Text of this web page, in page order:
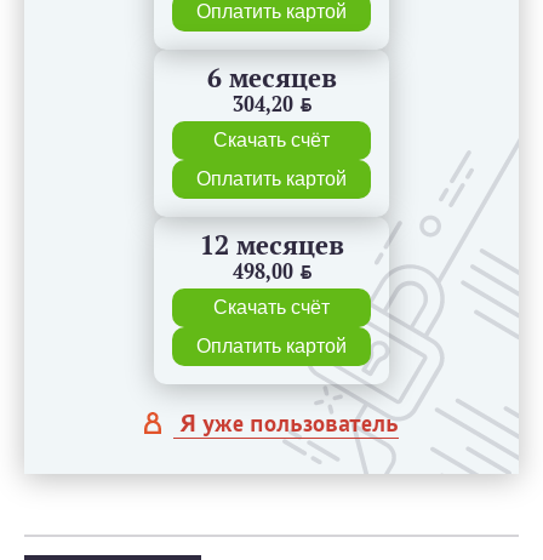
Оплатить картой
6 месяцев
304,20 BYN
Скачать счёт
Оплатить картой
12 месяцев
498,00 BYN
Скачать счёт
Оплатить картой
Я уже пользователь